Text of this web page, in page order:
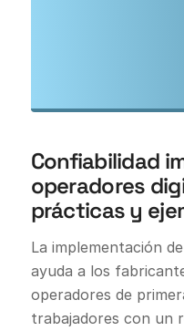
Confiabilidad
operadores
prácticas y
La implementación
ayuda a los
operadores de
trabajadores con un